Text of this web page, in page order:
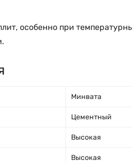
особенно при
Минвата
Цементный
Высокая
Высокая